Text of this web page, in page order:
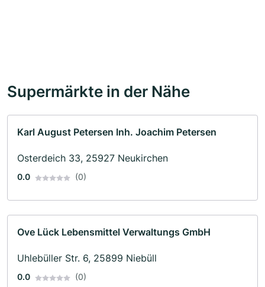
Supermärkte in der Nähe
Karl August Petersen Inh. Joachim Petersen
Osterdeich 33, 25927 Neukirchen
0.0 (0)
Ove Lück Lebensmittel Verwaltungs GmbH
Uhlebüller Str. 6, 25899 Niebüll
0.0 (0)